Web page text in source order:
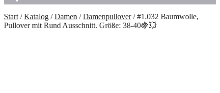
Start /Katalog /Damen /Damenpullover/#1.032 Baumwolle,
Pullover mit Rund Ausschnitt. Größe: 38-40🍇💥